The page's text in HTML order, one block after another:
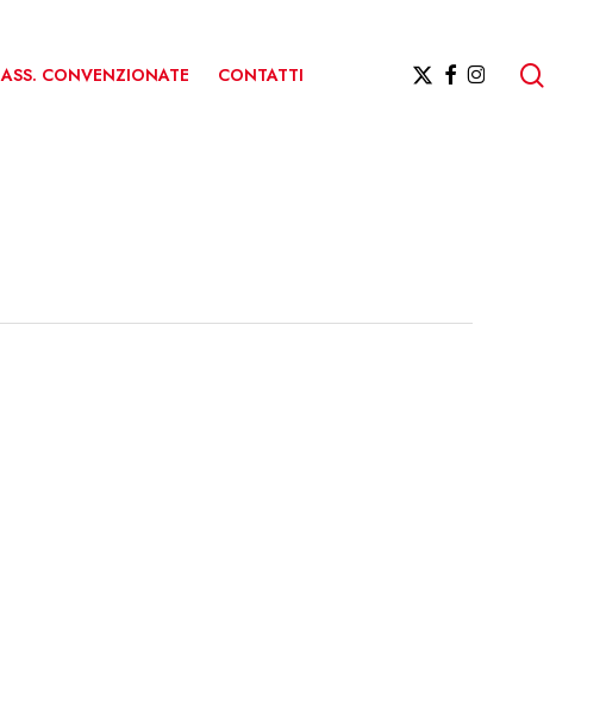
ASS. CONVENZIONATE CONTATTI X-
TWITTER
FACEBOOK
INSTAGRAM